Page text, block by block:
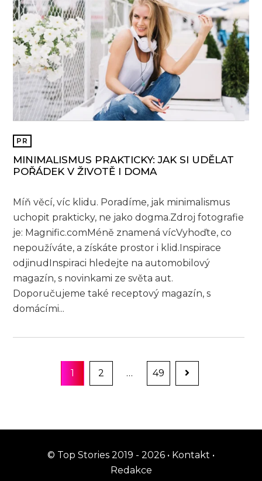
PR
MINIMALISMUS PRAKTICKY: JAK SI UDĚLAT
POŘÁDEK V ŽIVOTĚ I DOMA
Míň věcí, víc klidu. Poradíme, jak minimalismus
uchopit prakticky, ne jako dogma.Zdroj fotografie
je: Magnific.comMéně znamená vícVyhoďte, co
nepoužíváte, a získáte prostor i klid.Inspirace
odjinudInspiraci hledejte na automobilový
magazín, s novinkami ze světa aut.
Doporučujeme také receptový magazín, s
domácími...
Stránkování
příspěvků
Page
1 Page
2 … Page
49
© Top Stories 2019 - 2026 • Kontakt •
Redakce